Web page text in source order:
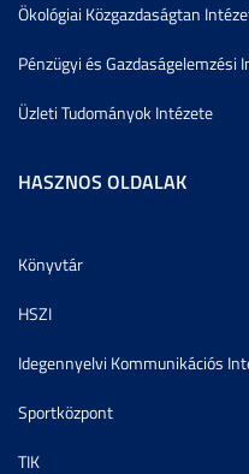
Ökológiai Közgazdaságtan
Pénzügyi és Gazdaságelemzési
Üzleti Tudományok Intézete
HASZNOS OLDALAK
Könyvtár
HSZI
Idegennyelvi Kommunikációs
Sportközpont
TIK